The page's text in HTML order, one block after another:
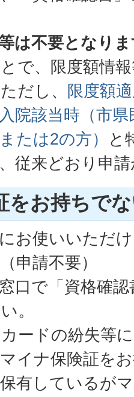
は不要となり
で、限度額情
だし、 限度額
院該当時（市
たは2の方）
と
従来どおり申
をお持ちで
お使いいただ
申請不要）
口で「資格確
。
ードの紛失等
イナ保険証を
有しているが